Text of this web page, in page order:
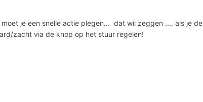
moet je een snelle actie plegen... dat wil zeggen .... als je
zacht via de knop op het stuur regelen!